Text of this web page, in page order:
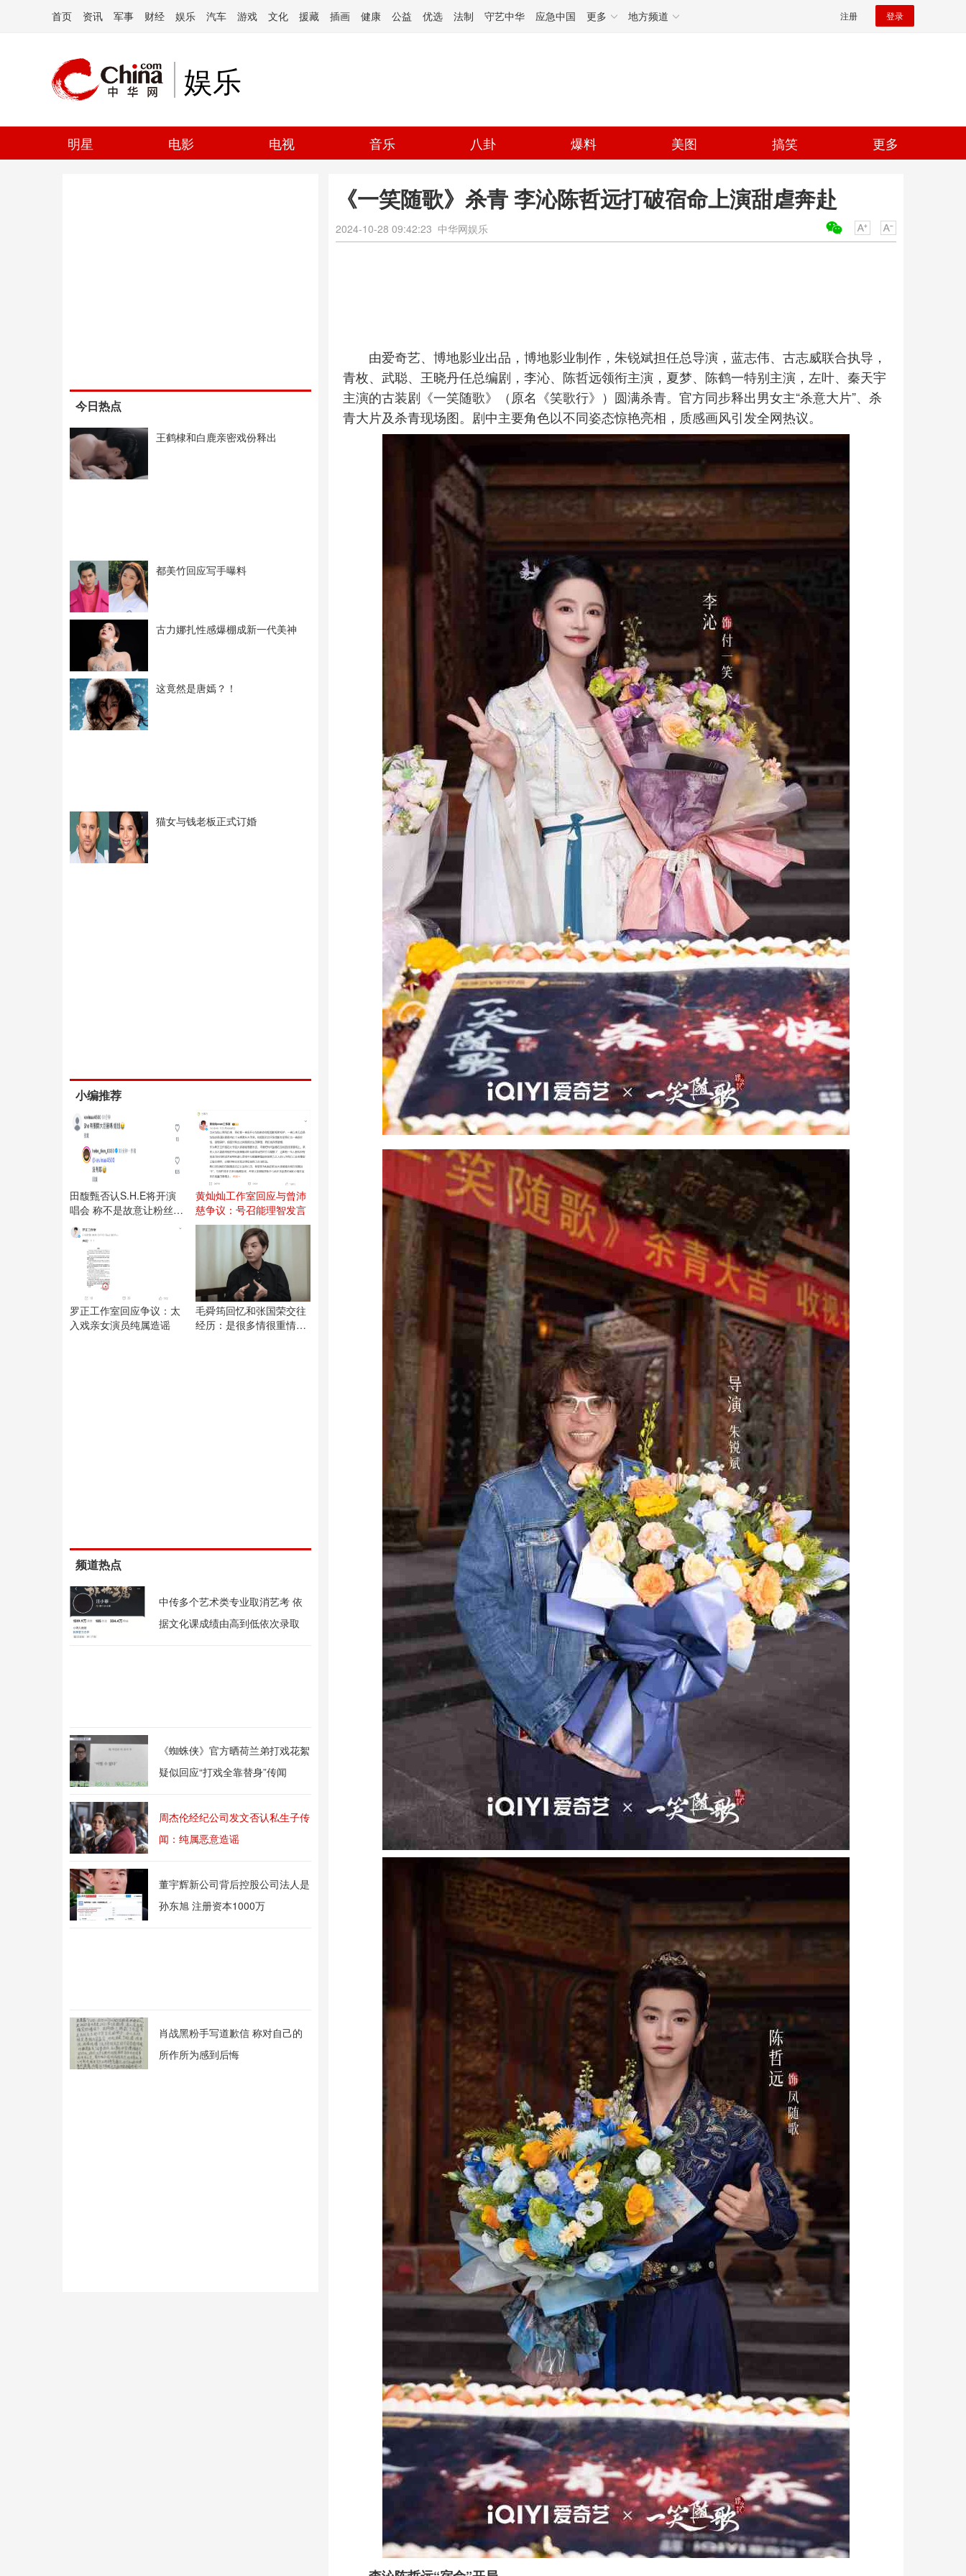
首页 资讯 军事 财经 娱乐 汽车 游戏 文化 援藏 插画 健康 公益 优选 法制 守艺中华 应急中国 更多 地方频道 注册 登录
娱乐
明星 电影 电视 音乐 八卦 爆料 美图 搞笑 更多
今日热点
王鹤棣和白鹿亲密戏份释出
都美竹回应写手曝料
古力娜扎性感爆棚成新一代美神
这竟然是唐嫣？！
猫女与钱老板正式订婚
小编推荐
田馥甄否认S.H.E将开演
唱会 称不是故意让粉丝失
望
黄灿灿工作室回应与曾沛
慈争议：号召能理智发言
罗正工作室回应争议：太
入戏亲女演员纯属造谣
毛舜筠回忆和张国荣交往
经历：是很多情很重情的
频道热点
中传多个艺术类专业取消艺考 依
据文化课成绩由高到低依次录取
《蜘蛛侠》官方晒荷兰弟打戏花絮
疑似回应“打戏全靠替身”传闻
周杰伦经纪公司发文否认私生子传
闻：纯属恶意造谣
董宇辉新公司背后控股公司法人是
孙东旭 注册资本1000万
肖战黑粉手写道歉信 称对自己的
所作所为感到后悔
《一笑随歌》杀青 李沁陈哲远打破宿命上演甜虐奔赴
2024-10-28 09:42:23 中华网娱乐
由爱奇艺、博地影业出品，博地影业制作，朱锐斌担任总导演，蓝志伟、古志威联合执导，
青枚、武聪、王晓丹任总编剧，李沁、陈哲远领衔主演，夏梦、陈鹤一特别主演，左叶、秦天宇
主演的古装剧《一笑随歌》（原名《笑歌行》）圆满杀青。官方同步释出男女主“杀意大片”、杀
青大片及杀青现场图。剧中主要角色以不同姿态惊艳亮相，质感画风引发全网热议。